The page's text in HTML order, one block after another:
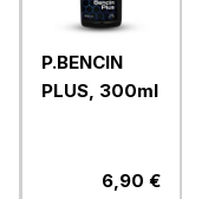
P.BENCIN
PLUS, 300ml
6,90 €